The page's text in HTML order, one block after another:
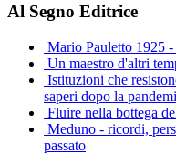
Al Segno Editrice
Mario Pauletto 1925
Un maestro d'altri
Istituzioni che
saperi dopo la
Fluire nella bottega
Meduno - ricordi,
passato